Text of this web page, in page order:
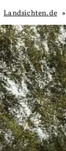
Landsichten.de